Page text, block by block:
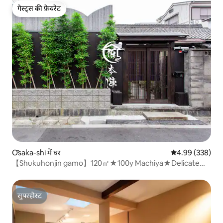
गेस्ट्स की फ़ेवरेट
गेस्ट्स की फ़ेवरेट
Ōsaka-shi में घर औसत रेटिंग 5 में से
4.99 (338)
【Shukuhonjin gamo】120㎡★100y Machiya★Delicate
सुपरहोस्ट
सुपरहोस्ट